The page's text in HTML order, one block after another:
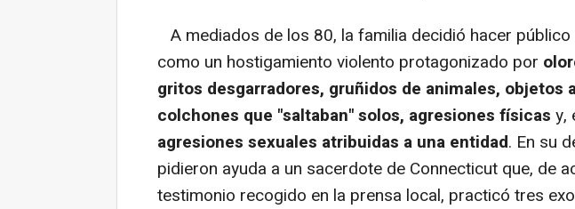
A mediados de los 80, la familia decidió hacer
como un hostigamiento violento protagonizado por
gritos desgarradores, gruñidos de animales, objetos
colchones que "saltaban" solos, agresiones físicas y,
agresiones sexuales atribuidas a una entidad. En su
pidieron ayuda a un sacerdote de Connecticut que, de
testimonio recogido en la prensa local, practicó tres